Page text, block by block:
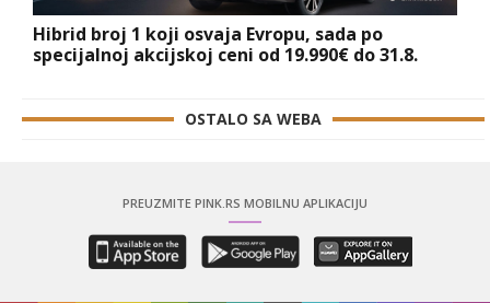
Hibrid broj 1 koji osvaja Evropu, sada po
specijalnoj akcijskoj ceni od 19.990€ do 31.8.
OSTALO SA WEBA
PREUZMITE PINK.RS MOBILNU APLIKACIJU